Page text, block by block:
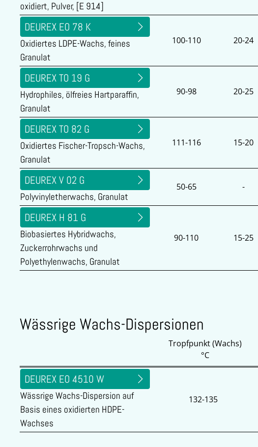
oxidiert, Pulver, [E 914]
DEUREX EO 78 K
Oxidiertes LDPE-Wachs, feines
Granulat
100-110 20-24
DEUREX TO 19 G
Hydrophiles, ölfreies Hartparaffin,
Granulat
90-98 20-25
DEUREX TO 82 G
Oxidiertes Fischer-Tropsch-Wachs,
Granulat
111-116 15-20
DEUREX V 02 G
Polyvinyletherwachs, Granulat
50-65 -
DEUREX H 81 G
Biobasiertes Hybridwachs,
Zuckerrohrwachs und
Polyethylenwachs, Granulat
90-110 15-25
Wässrige Wachs-Dispersionen
Tropfpunkt (Wachs)
°C
DEUREX EO 4510 W
Wässrige Wachs-Dispersion auf
Basis eines oxidierten HDPE-
Wachses
132-135